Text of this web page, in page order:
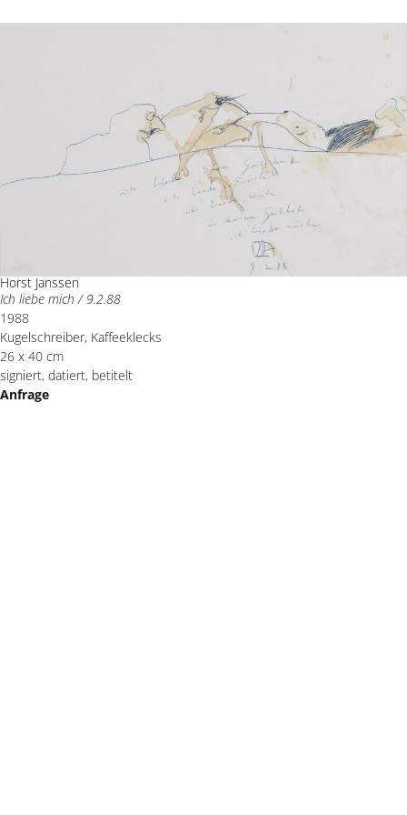
Horst Janssen
Ich liebe mich / 9.2.88
1988
Kugelschreiber, Kaffeeklecks
26 x 40 cm
signiert, datiert, betitelt
Anfrage